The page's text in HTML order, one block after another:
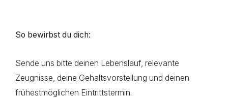
So bewirbst du dich:
Sende uns bitte deinen Lebenslauf, relevante
Zeugnisse, deine Gehaltsvorstellung und deinen
frühestmöglichen Eintrittstermin.